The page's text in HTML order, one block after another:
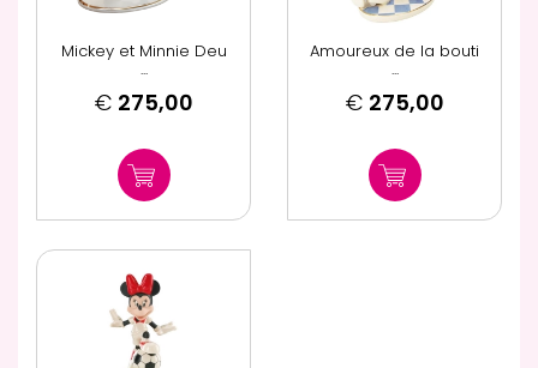
Mickey et Minnie Deu
...
€ 275,00
Amoureux de la bouti
...
€ 275,00